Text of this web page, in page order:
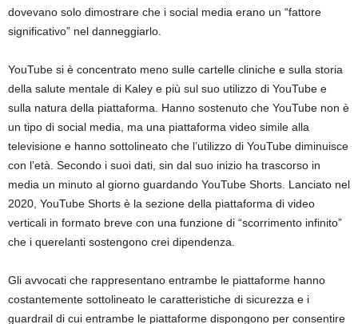
dovevano solo dimostrare che i social media erano un “fattore
significativo” nel danneggiarlo.
YouTube si è concentrato meno sulle cartelle cliniche e sulla storia
della salute mentale di Kaley e più sul suo utilizzo di YouTube e
sulla natura della piattaforma. Hanno sostenuto che YouTube non è
un tipo di social media, ma una piattaforma video simile alla
televisione e hanno sottolineato che l’utilizzo di YouTube diminuisce
con l’età. Secondo i suoi dati, sin dal suo inizio ha trascorso in
media un minuto al giorno guardando YouTube Shorts. Lanciato nel
2020, YouTube Shorts è la sezione della piattaforma di video
verticali in formato breve con una funzione di “scorrimento infinito”
che i querelanti sostengono crei dipendenza.
Gli avvocati che rappresentano entrambe le piattaforme hanno
costantemente sottolineato le caratteristiche di sicurezza e i
guardrail di cui entrambe le piattaforme dispongono per consentire